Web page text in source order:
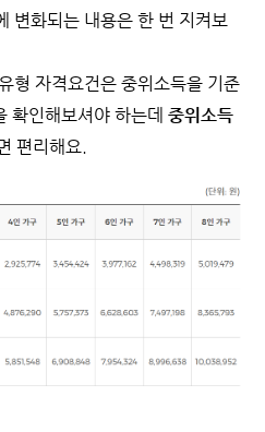
변화되는 내용은 한 번 지켜보
형 자격요건은 중위소득을 기준
확인해보셔야 하는데 중위소득
편리해요.